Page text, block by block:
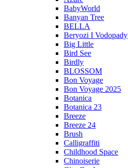
BabyWorld
Banyan Tree
BELLA
Beryozi I Vodopady
Big Little
Bird See
Birdly
BLOSSOM
Bon Voyage
Bon Voyage 2025
Botanica
Botanica 23
Breeze
Breeze 24
Brush
Calligraffiti
Childhood Space
Chinoiserie